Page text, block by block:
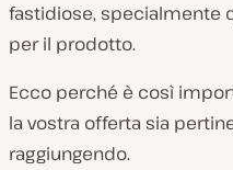
fastidiose, specialmente
per il prodotto.
Ecco perché è così
la vostra offerta sia
raggiungendo.